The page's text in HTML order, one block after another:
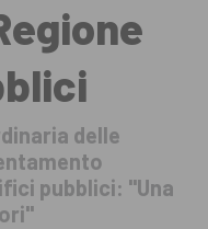
delle
pubblici: "Una